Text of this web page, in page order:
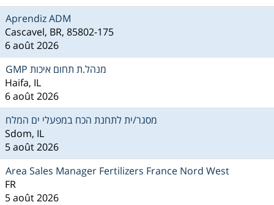
Aprendiz ADM
Cascavel, BR, 85802-175
6 août 2026
GMP מנהל.ת תחום איכות
Haifa, IL
6 août 2026
מסגר/ית לתחנת הכח במפעלי ים המלח
Sdom, IL
5 août 2026
Area Sales Manager Fertilizers France Nord West
FR
5 août 2026